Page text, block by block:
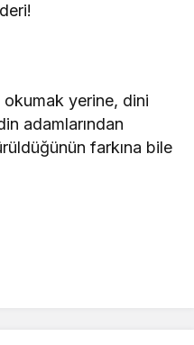
okumak yerine, dini
adamlarından
farkına bile